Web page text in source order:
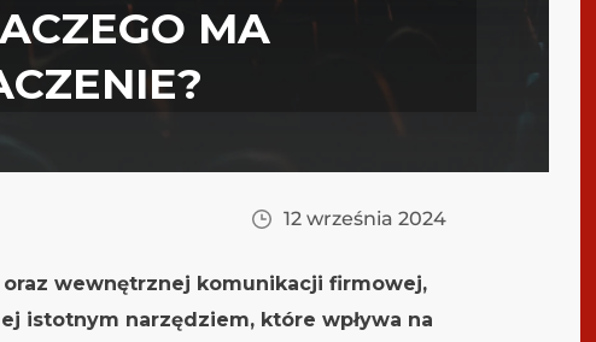
MA
12 września 2024
wewnętrznej komunikacji firmowej,
istotnym narzędziem, które wpływa na